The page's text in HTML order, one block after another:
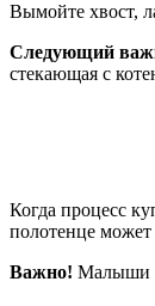
Вымойте хвост,
Следующий
стекающая с
Когда процесс
полотенце может
Важно! Малыши